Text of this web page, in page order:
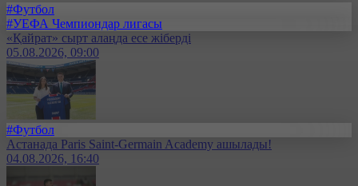
#Футбол
#УЕФА Чемпиондар лигасы
«Қайрат» сырт алаңда есе жіберді
05.08.2026, 09:00
#Футбол
Астанада Paris Saint-Germain Academy ашылады!
04.08.2026, 16:40